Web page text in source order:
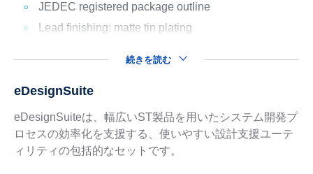
JEDEC registered package outline
Lead finishing: matte tin plating
続きを読む
eDesignSuite
eDesignSuiteは、幅広いST製品を用いたシステム開発プ
ロセスの効率化を支援する、使いやすい設計支援ユーテ
ィリティの包括的なセットです。